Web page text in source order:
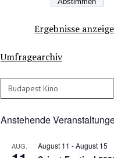
Ergebnisse
Umfragearchiv
Suchen
Anstehende
AUG. August 11 -August 15